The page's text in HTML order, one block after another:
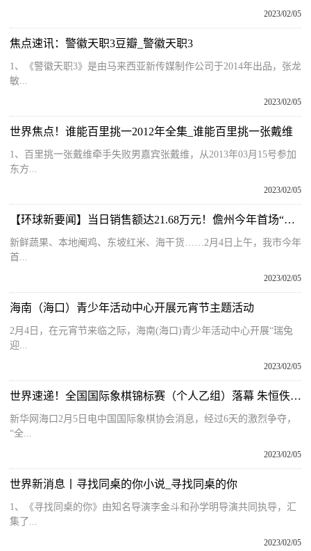
2023/02/05
焦点速讯：警徽天职3豆瓣_警徽天职3
1、《警徽天职3》是由马来西亚新传媒制作公司于2014年出品，张龙
敏...
2023/02/05
世界焦点！谁能百里挑一2012年全集_谁能百里挑一张戴维
1、百里挑一张戴维牵手失败男嘉宾张戴维，从2013年03月15号参加
东方...
2023/02/05
【环球新要闻】当日销售额达21.68万元！儋州今年首场“消费助农”大集市开市
新鲜蔬果、本地阉鸡、东坡红米、海干货……2月4日上午，我市今年
首...
2023/02/05
海南（海口）青少年活动中心开展元宵节主题活动
2月4日，在元宵节来临之际，海南(海口)青少年活动中心开展“瑞兔
迎...
2023/02/05
世界速递！全国国际象棋锦标赛（个人乙组）落幕 朱恒佚、颜天琪分获男女组冠军
新华网海口2月5日电中国国际象棋协会消息，经过6天的激烈争夺，
“全...
2023/02/05
世界新消息丨寻找同桌的你小说_寻找同桌的你
1、《寻找同桌的你》由知名导演李金斗和孙学明导演共同执导，汇
集了...
2023/02/05